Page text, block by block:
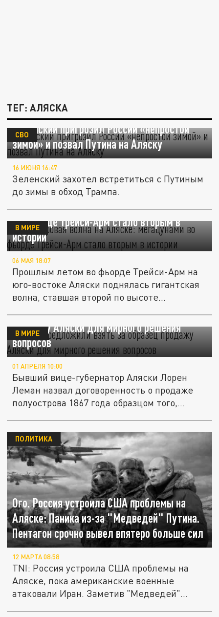
ТЕГ: АЛЯСКА
Зеленский пригрозил России «непростой
зимой» и позвал Путина на Аляску
СВО
16 ИЮНЯ 16:47
Зеленский захотел встретиться с Путиным
до зимы в обход Трампа.
500-метровая волна на Аляске: мегацунами
во фьорде Трейси-Арм стало вторым в
истории
В МИРЕ
06 МАЯ 18:07
Прошлым летом во фьорде Трейси-Арм на
юго-востоке Аляски поднялась гигантская
волна, ставшая второй по высоте...
В США предложили взять за образец
продажу Аляски для мирного решения
вопросов
В МИРЕ
01 АПРЕЛЯ 10:00
Бывший вице-губернатор Аляски Лорен
Леман назвал договоренность о продаже
полуострова 1867 года образцом того,...
Ого. Россия устроила США проблемы на
Аляске: Паника из-за "Медведей" Путина.
Пентагон срочно вывел впятеро больше сил
ПОЛИТИКА
12 МАРТА 08:58
TNI: Россия устроила США проблемы на
Аляске, пока американские военные
атаковали Иран. Заметив "Медведей"...